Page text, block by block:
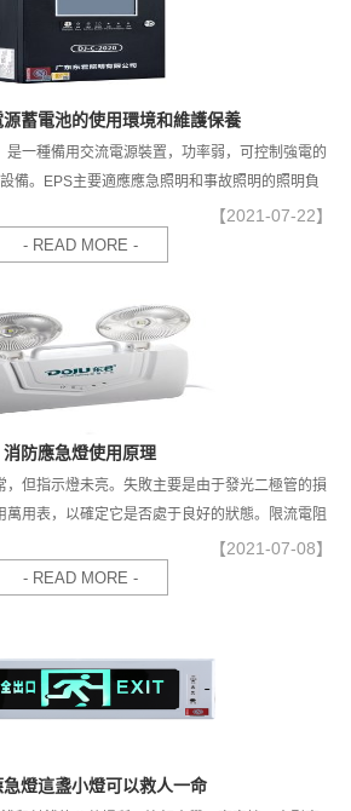
蓄電池的使用環境和維護保養
是一種備用交流電源裝置，功率弱，可控制強電的
備。EPS主要適應應急照明和事故照明的照明負
供電。使用范圍主要在建筑工程、民用消防系統、
急電源均符合GB17945-2010標準。
【2021-07-22】
- READ MORE -
消防應急燈使用原理
，但指示燈未亮。失敗主要是由于發光二極管的損
用表，以確定它是否處于良好的狀態。限流電阻
【2021-07-08】
- READ MORE -
燈這盞小燈可以救人一命